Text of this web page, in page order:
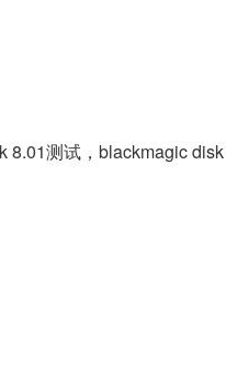
测试，blackmagic